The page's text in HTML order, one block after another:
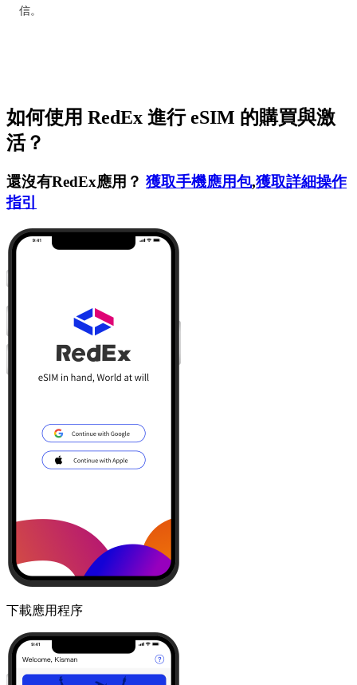
信。
如何使用 RedEx 進行 eSIM 的購買與激
活？
還沒有RedEx應用？ 獲取手機應用包,獲取詳細操作
指引
下載應用程序